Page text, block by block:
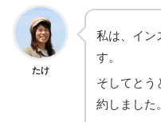
たけ
私は、イン
す。
そしてとう
約しました。